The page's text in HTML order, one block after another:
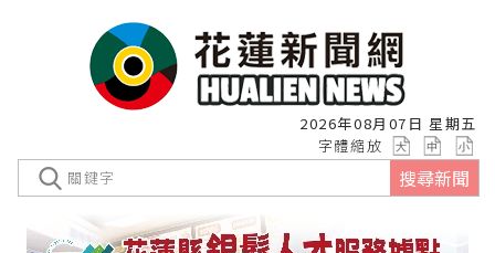
2026年08月07日 星期五
字體縮放
搜尋新聞